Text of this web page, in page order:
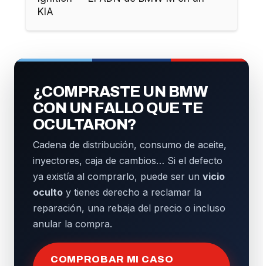
KIA
¿COMPRASTE UN BMW
CON UN FALLO QUE TE
OCULTARON?
Cadena de distribución, consumo de aceite,
inyectores, caja de cambios… Si el defecto
ya existía al comprarlo, puede ser un vicio
oculto y tienes derecho a reclamar la
reparación, una rebaja del precio o incluso
anular la compra.
COMPROBAR MI CASO